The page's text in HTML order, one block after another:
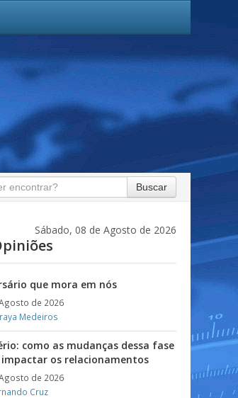
Buscar
Sábado, 08 de Agosto de 2026
que mora em nós
de 2026
Medeiros
como as mudanças dessa fase
os relacionamentos
de 2026
Cruz